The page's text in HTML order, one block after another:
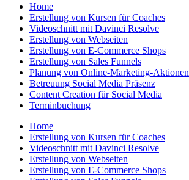
Home
Erstellung von Kursen für Coaches
Videoschnitt mit Davinci Resolve
Erstellung von Webseiten
Erstellung von E-Commerce Shops
Erstellung von Sales Funnels
Planung von Online-Marketing-Aktionen
Betreuung Social Media Präsenz
Content Creation für Social Media
Terminbuchung
Home
Erstellung von Kursen für Coaches
Videoschnitt mit Davinci Resolve
Erstellung von Webseiten
Erstellung von E-Commerce Shops